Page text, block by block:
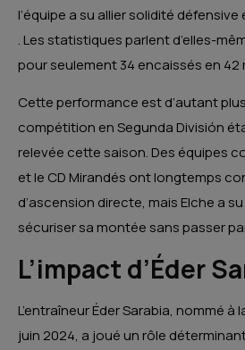
l’équipe a su allier solidité
. Les statistiques parlent d’elles-
pour seulement 34 encaissés en
Cette performance est d’autant
compétition en Segunda División
relevée cette saison. Des équipes
et le CD Mirandés ont longtemps
d’ascension directe, mais Elche a
sécuriser sa montée sans passer
L’impact d’Éder
L’entraîneur Éder Sarabia, nommé à
juin 2024, a joué un rôle